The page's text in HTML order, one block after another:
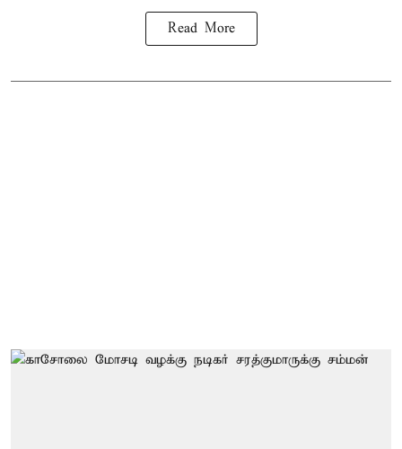
Read More